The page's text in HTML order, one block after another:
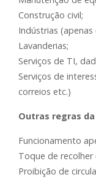
Construção civil;
Indústrias (apenas
Lavanderias;
Serviços de TI,
Serviços de
correios etc.)
Outras regras
Funcionamento
Toque de recolher
Proibição de